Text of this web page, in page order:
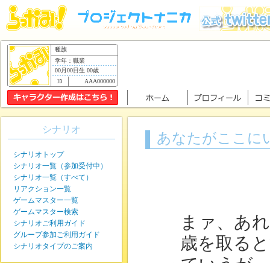
種族
学年：職業
00月00日生 00歳
AAA000000
あなたがここに
まァ、あ
歳を取ると
シナリオ
シナリオトップ
シナリオ一覧（参加受付中）
シナリオ一覧（すべて）
リアクション一覧
ゲームマスター一覧
ゲームマスター検索
シナリオご利用ガイド
グループ参加ご利用ガイド
シナリオタイプのご案内